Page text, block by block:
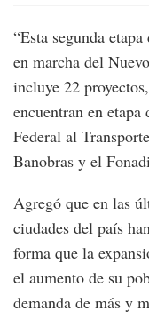
“Esta segunda
en marcha del
incluye 22
encuentran en
Federal al
Banobras y el
Agregó que en las
ciudades del país
forma que la
el aumento de su
demanda de más y